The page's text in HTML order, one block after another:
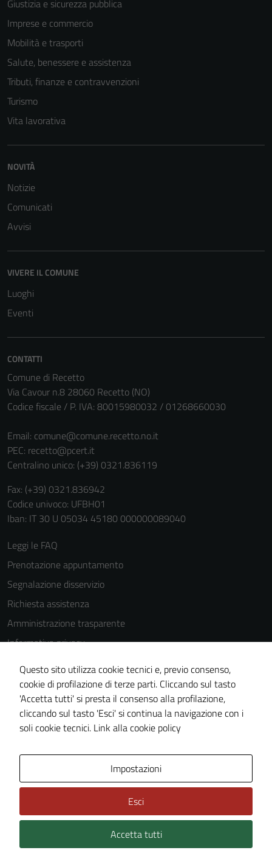
Giustizia e sicurezza pubblica
Imprese e commercio
Mobilità e trasporti
Salute, benessere e assistenza
Tributi, finanze e contravvenzioni
Turismo
Vita lavorativa
NOVITÀ
Notizie
Comunicati
Avvisi
VIVERE IL COMUNE
Luoghi
Eventi
CONTATTI
Comune di Recetto
Via Cavour n.8 28060 Recetto (NO)
Codice fiscale / P. IVA: 80015980032 / 01268660030
Email: comune@comune.recetto.no.it
PEC: recetto@pcert.it
Centralino unico: (+39) 0321.836119
Fax: (+39) 0321.836942
Codice univoco: UFBH01
Iban: IT 30 U 05034 45180 000000089040
Leggi le FAQ
Prenotazione appuntamento
Segnalazione disservizio
Richiesta assistenza
Amministrazione trasparente
Informativa privacy
Cookie Policy
Note legali
Dichiarazione di accessibilità
Piano di miglioramento del sito
Technical Design s.r.l.
Questo sito utilizza cookie tecnici e, previo consenso,
cookie di profilazione di terze parti. Cliccando sul tasto
'Accetta tutti' si presta il consenso alla profilazione,
cliccando sul tasto 'Esci' si continua la navigazione con i
soli cookie tecnici. Link alla cookie policy
Impostazioni
Esci
Accetta tutti